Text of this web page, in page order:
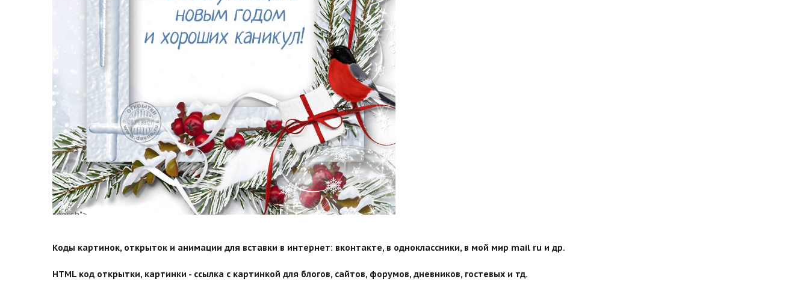
search">
Коды картинок, открыток и анимации для вставки в интернет: вконтакте, в одноклассники, в мой мир mail ru и др.
HTML код открытки, картинки - ссылка с картинкой для блогов, сайтов, форумов, дневников, гостевых и тд.